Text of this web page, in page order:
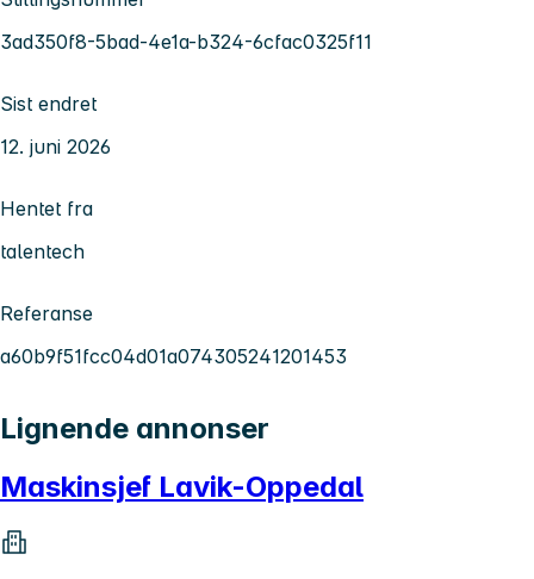
3ad350f8-5bad-4e1a-b324-6cfac0325f11
Sist endret
12. juni 2026
Hentet fra
talentech
Referanse
a60b9f51fcc04d01a074305241201453
Lignende annonser
Maskinsjef Lavik-Oppedal